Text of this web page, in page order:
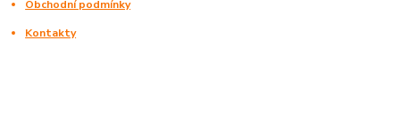
Obchodní podmínky
Kontakty